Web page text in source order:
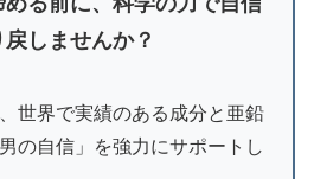
戻しませんか？
世界で実績のある成分と亜鉛
の自信」を強力にサポートし